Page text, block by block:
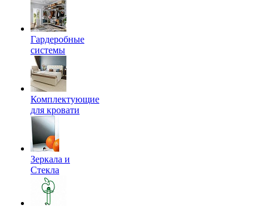
Гардеробные
системы
Комплектующие
для кровати
Зеркала и
Стекла